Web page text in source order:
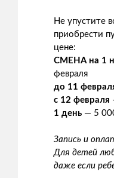
Не упустите
приобрести
цене:
СМЕНА на 1
февраля
до 11
с 12 февраля
1 день — 5
Запись и
Для детей
даже если